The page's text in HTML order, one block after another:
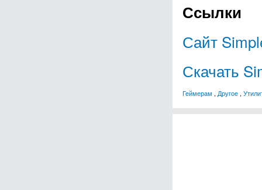
Ссылки
Сайт
Скачать
Геймерам , Другое ,